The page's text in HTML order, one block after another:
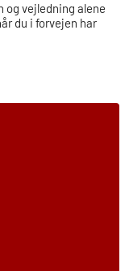
vejledning alene
du i forvejen har